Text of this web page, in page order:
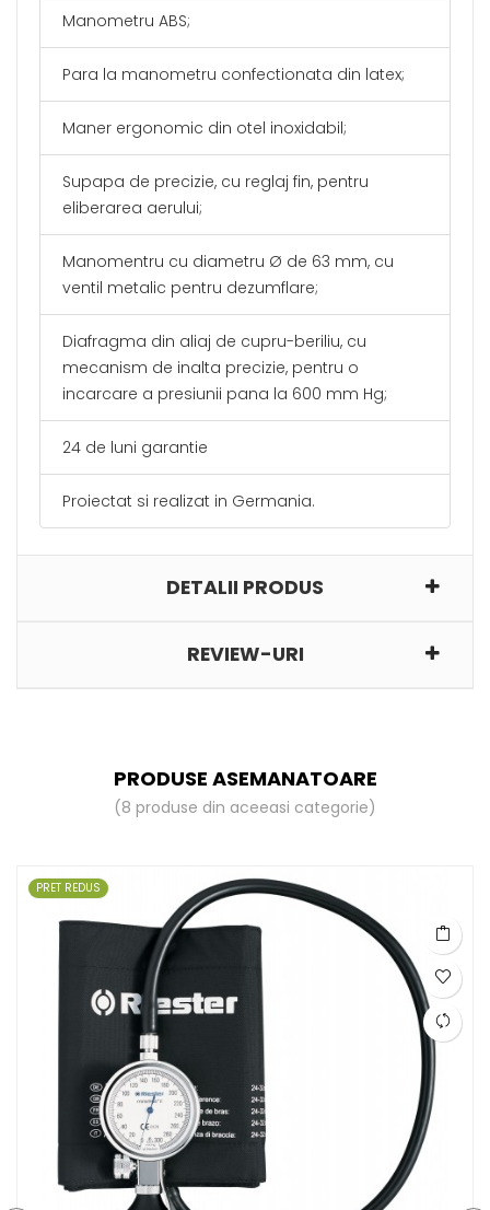
Manometru ABS;
Para la manometru confectionata din latex;
Maner ergonomic din otel inoxidabil;
Supapa de precizie, cu reglaj fin, pentru
eliberarea aerului;
Manomentru cu diametru Ø de 63 mm, cu
ventil metalic pentru dezumflare;
Diafragma din aliaj de cupru-beriliu, cu
mecanism de inalta precizie, pentru o
incarcare a presiunii pana la 600 mm Hg;
24 de luni garantie
Proiectat si realizat in Germania.
DETALII PRODUS
REVIEW-URI
PRODUSE ASEMANATOARE
(8 produse din aceeasi categorie)
PRET REDUS